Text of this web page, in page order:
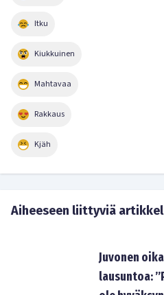
Itku
Kiukkuinen
Mahtavaa
Rakkaus
Kjäh
Aiheeseen liittyviä
Juvonen
lausuntoa: